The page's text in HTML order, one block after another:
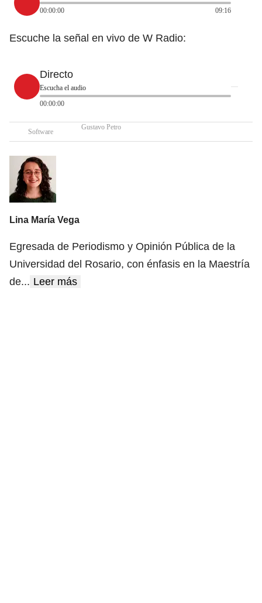
00:00:00
09:16
Escuche la señal en vivo de W Radio:
Directo
Escucha el audio
00:00:00
Software
Gustavo Petro
Lina María Vega
Egresada de Periodismo y Opinión Pública de la
Universidad del Rosario, con énfasis en la Maestría
de... Leer más